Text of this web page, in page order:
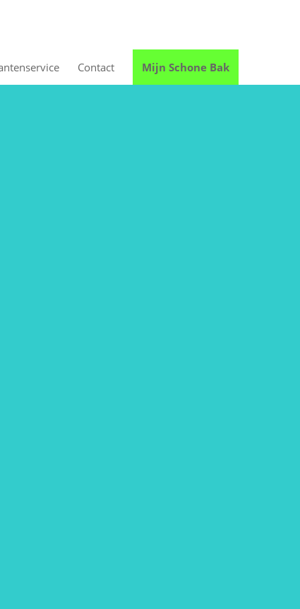
Contact Mijn Schone Bak